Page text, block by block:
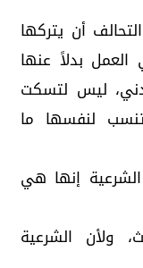
أن يتركها
بدلاً عنها
ليس لتسكت
لنفسها ما
إنها هي
ولأن الشرعية